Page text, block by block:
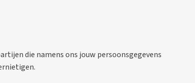
die namens ons jouw persoonsgegevens